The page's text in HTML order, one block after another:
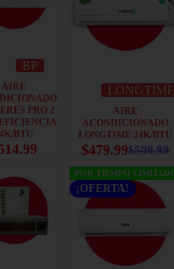
BP
AIRE
PRO 2
BTU
LONGTIME
AIRE
ACONDICIONADO
LONGTIME 24K/BTU
$509.99
$479.99
POR TIEMPO
¡OFERTA!